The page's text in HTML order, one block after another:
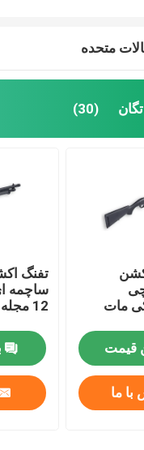
متحده
(30)
اینچی
مات
قیمت
با ما
تفنگ
12 مجله 5 دور